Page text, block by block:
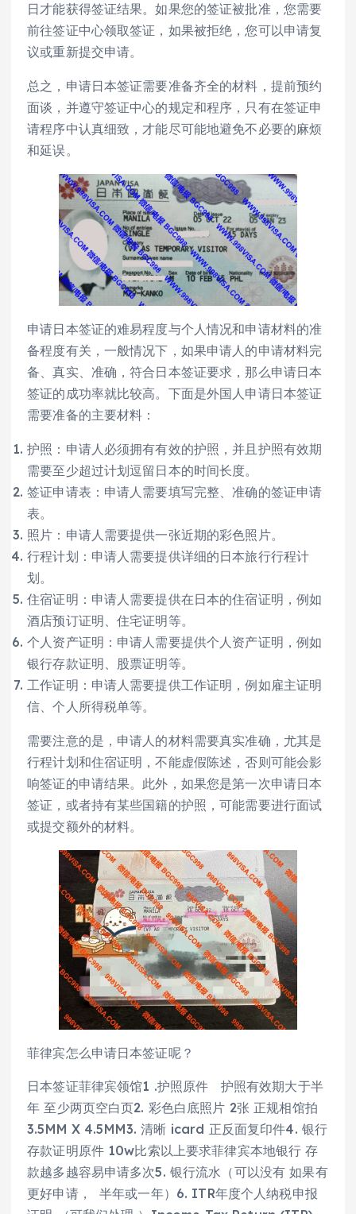
日才能获得签证结果。如果您的签证被批准，您需要
前往签证中心领取签证，如果被拒绝，您可以申请复
议或重新提交申请。
总之，申请日本签证需要准备齐全的材料，提前预约
面谈，并遵守签证中心的规定和程序，只有在签证申
请程序中认真细致，才能尽可能地避免不必要的麻烦
和延误。
申请日本签证的难易程度与个人情况和申请材料的准
备程度有关，一般情况下，如果申请人的申请材料完
备、真实、准确，符合日本签证要求，那么申请日本
签证的成功率就比较高。下面是外国人申请日本签证
需要准备的主要材料：
护照：申请人必须拥有有效的护照，并且护照有效期
需要至少超过计划逗留日本的时间长度。
签证申请表：申请人需要填写完整、准确的签证申请
表。
照片：申请人需要提供一张近期的彩色照片。
行程计划：申请人需要提供详细的日本旅行行程计
划。
住宿证明：申请人需要提供在日本的住宿证明，例如
酒店预订证明、住宅证明等。
个人资产证明：申请人需要提供个人资产证明，例如
银行存款证明、股票证明等。
工作证明：申请人需要提供工作证明，例如雇主证明
信、个人所得税单等。
需要注意的是，申请人的材料需要真实准确，尤其是
行程计划和住宿证明，不能虚假陈述，否则可能会影
响签证的申请结果。此外，如果您是第一次申请日本
签证，或者持有某些国籍的护照，可能需要进行面试
或提交额外的材料。
菲律宾怎么申请日本签证呢？
日本签证菲律宾领馆1 .护照原件 护照有效期大于半
年 至少两页空白页2. 彩色白底照片 2张 正规相馆拍
3.5MM X 4.5MM3. 清晰 icard 正反面复印件4. 银行
存款证明原件 10w比索以上要求菲律宾本地银行 存
款越多越容易申请多次5. 银行流水（可以没有 如果有
更好申请， 半年或一年）6. ITR年度个人纳税申报